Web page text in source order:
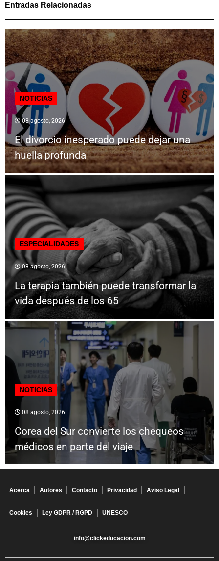
Entradas Relacionadas
NOTICIAS
08 agosto, 2026
El divorcio inesperado puede dejar una
huella profunda
ESPECIALIDADES
08 agosto, 2026
La terapia también puede transformar la
vida después de los 65
NOTICIAS
08 agosto, 2026
Corea del Sur convierte los chequeos
médicos en parte del viaje
Acerca Autores Contacto Privacidad Aviso Legal
Cookies Ley GDPR / RGPD UNESCO
info@clickeducacion.com